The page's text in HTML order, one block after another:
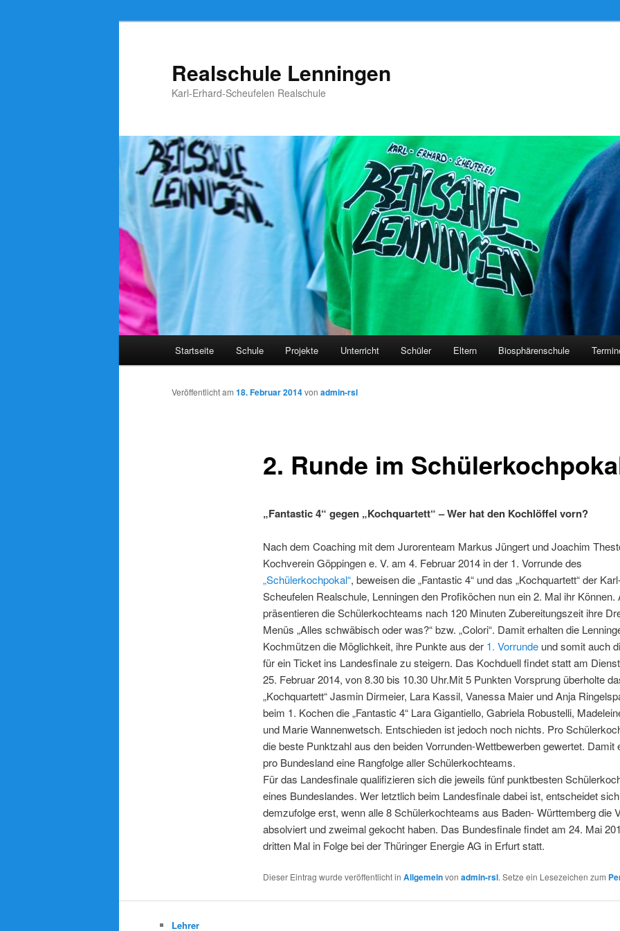
Realschule Lenningen
Karl-Erhard-Scheufelen Realschule
Startseite Schule Projekte Unterricht Schüler Eltern Biosphärenschule
2. Runde im
Veröffentlicht am 18. Februar 2014von admin-rsl
„Fantastic 4“ gegen „Kochquartett“ – Wer hat den Kochlöffel vorn?
Nach dem Coaching mit dem Jurorenteam Markus Jüngert und Joachim
Kochverein Göppingen e. V. am 4. Februar 2014 in der 1. Vorrunde des
„Schülerkochpokal“, beweisen die „Fantastic 4“ und das „Kochquartett“ der
Scheufelen Realschule, Lenningen den Profiköchen nun ein 2. Mal ihr Können.
präsentieren die Schülerkochteams nach 120 Minuten Zubereitungszeit ihre
Menüs „Alles schwäbisch oder was?“ bzw. „Colori“. Damit erhalten die
Kochmützen die Möglichkeit, ihre Punkte aus der 1. Vorrundeund somit auch
für ein Ticket ins Landesfinale zu steigern. Das Kochduell findet statt am
25. Februar 2014, von 8.30 bis 10.30 Uhr.Mit 5 Punkten Vorsprung überholte
„Kochquartett“ Jasmin Dirmeier, Lara Kassil, Vanessa Maier und Anja
beim 1. Kochen die „Fantastic 4“ Lara Gigantiello, Gabriela Robustelli,
und Marie Wannenwetsch. Entschieden ist jedoch noch nichts. Pro
die beste Punktzahl aus den beiden Vorrunden-Wettbewerben gewertet. Damit
pro Bundesland eine Rangfolge aller Schülerkochteams.
Für das Landesfinale qualifizieren sich die jeweils fünf punktbesten
eines Bundeslandes. Wer letztlich beim Landesfinale dabei ist, entscheidet sich
demzufolge erst, wenn alle 8 Schülerkochteams aus Baden- Württemberg die
absolviert und zweimal gekocht haben. Das Bundesfinale findet am 24. Mai
dritten Mal in Folge bei der Thüringer Energie AG in Erfurt statt.
Dieser Eintrag wurde veröffentlicht in Allgemeinvon admin-rsl. Setze ein Lesezeichen zum
Lehrer